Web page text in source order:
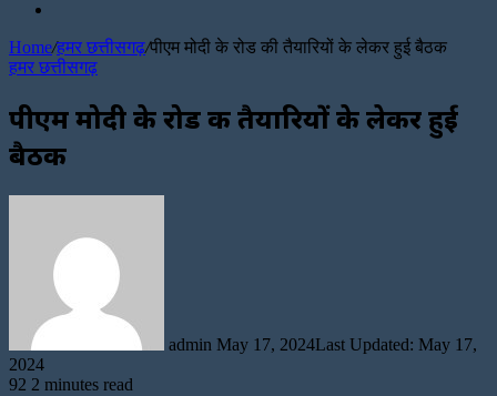
Home/हमर छत्तीसगढ़/पीएम मोदी के रोड की तैयारियों के लेकर हुई बैठक
हमर छत्तीसगढ़
पीएम मोदी के रोड की तैयारियों के लेकर हुई
बैठक
admin May 17, 2024Last Updated: May 17,
2024
92 2 minutes read